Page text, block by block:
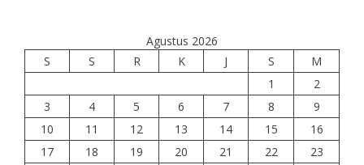
Agustus 2026
S
S R K J S
M
1
2
3
4 5 6 7 8
9
10
11 12 13 14 15
16
17
18 19 20 21 22
23